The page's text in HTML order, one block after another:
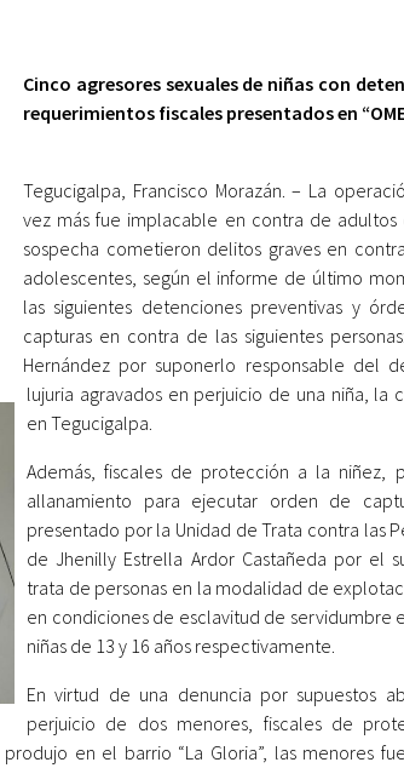
Cinco agresores sexuales de niñas con
requerimientos fiscales presentados en
Tegucigalpa, Francisco Morazán. – La
vez más fue implacable en contra de adultos
sospecha cometieron delitos graves en
adolescentes, según el informe de último
las siguientes detenciones preventivas y
capturas en contra de las siguientes
Hernández por suponerlo responsable del
lujuria agravados en perjuicio de una niña, la
en Tegucigalpa.
Además, fiscales de protección a la niñez,
allanamiento para ejecutar orden de
presentado por la Unidad de Trata contra las
de Jhenilly Estrella Ardor Castañeda por el
trata de personas en la modalidad de
en condiciones de esclavitud de servidumbre
niñas de 13 y 16 años respectivamente.
En virtud de una denuncia por supuestos
perjuicio de dos menores, fiscales de
en el barrio “La Gloria”, las menores